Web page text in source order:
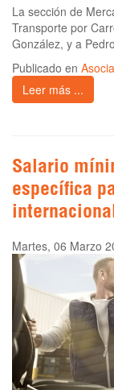
La sección de
Transporte por
González, y a
Publicado en
Leer más ...
Salario
específica
Martes, 06 Marzo